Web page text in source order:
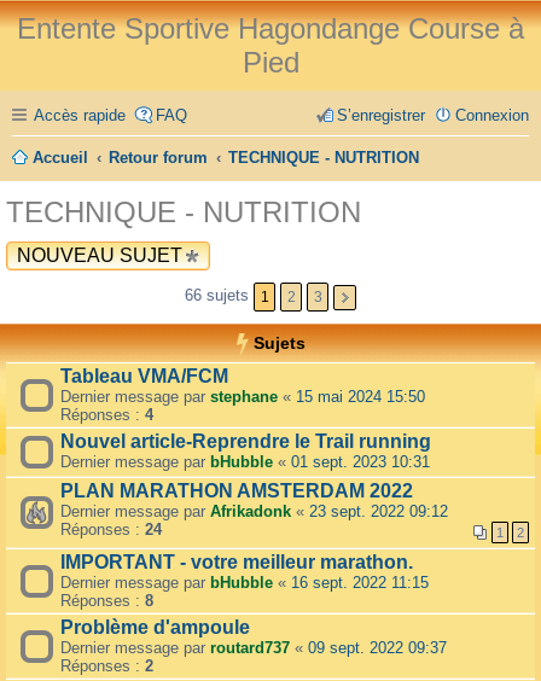
Entente Sportive Hagondange Course à
Pied
Accès rapide FAQ Connexion
S’enregistrer
Accueil Retour forum TECHNIQUE - NUTRITION
TECHNIQUE - NUTRITION
NOUVEAU SUJET
66 sujets 1 2 3
Sujets
Tableau VMA/FCM
Dernier message par stephane « 15 mai 2024 15:50
Réponses : 4
Nouvel article-Reprendre le Trail running
Dernier message par bHubble « 01 sept. 2023 10:31
PLAN MARATHON AMSTERDAM 2022
Dernier message par Afrikadonk « 23 sept. 2022 09:12
Réponses : 24 1 2
IMPORTANT - votre meilleur marathon.
Dernier message par bHubble « 16 sept. 2022 11:15
Réponses : 8
Problème d'ampoule
Dernier message par routard737 « 09 sept. 2022 09:37
Réponses : 2